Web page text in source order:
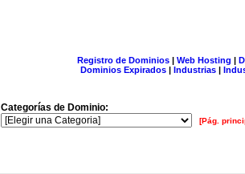
Registro de Dominios| Web Hosting |
Dominios Expirados | Industrias |
Categorías de Dominio:
[Pág.